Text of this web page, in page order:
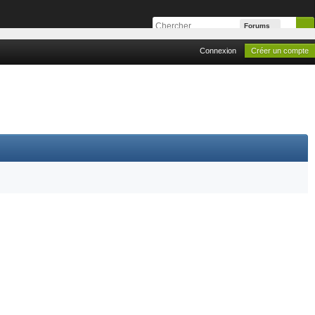
Forums
Connexion Créer un compte